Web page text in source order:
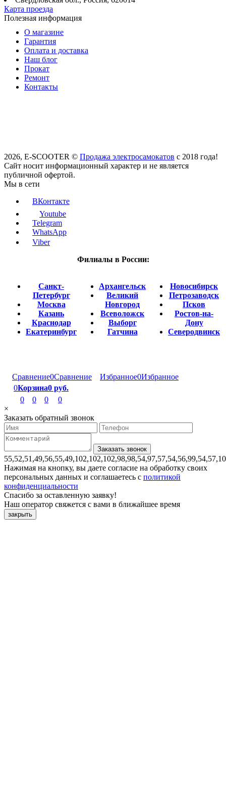
Карта проезда
Полезная информация
О магазине
Гарантия
Оплата и доставка
Наш блог
Прокат
Ремонт
Контакты
2026, E-SCOOTER © Продажа электросамокатов с 2018 года!
Сайт носит информационный характер и не является
публичной офертой.
Мы в сети
ВКонтакте
Youtube
Telegram
WhatsApp
Viber
Филиалы в России:
Санкт-
Петербург
Москва
Казань
Краснодар
Екатеринбург
Архангельск
Великий
Новгород
Всеволожск
Выборг
Гатчина
Новосибирск
Петрозаводск
Псков
Ростов-на-
Дону
Северодвинск
Сравнение0Сравнение Избранное0Избранное
0Корзина0 руб.
0
0 0
0
×
Заказать обратный звонок
Нажимая на кнопку, вы даете согласие на обработку своих
персональных данных и соглашаетесь с политикой
конфиденциальности
Спасибо за оставленную заявку!
Наш оператор свяжется с вами в ближайшее время
закрыть